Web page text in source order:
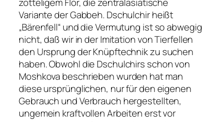
Variante der Gabbeh. Dschulchir heißt
„Bärenfell“ und die Vermutung ist so abwegig
nicht, daß wir in der Imitation von Tierfellen
den Ursprung der Knüpftechnik zu suchen
haben. Obwohl die Dschulchirs schon von
Moshkova beschrieben wurden hat man
diese ursprünglichen, nur für den eigenen
Gebrauch und Verbrauch hergestellten,
ungemein kraftvollen Arbeiten erst vor